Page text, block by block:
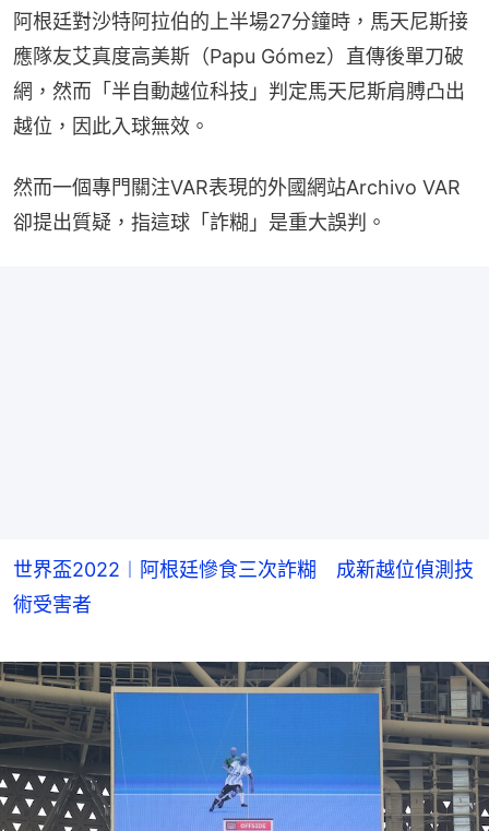
阿根廷對沙特阿拉伯的上半場27分鐘時，馬天尼斯接
應隊友艾真度高美斯（Papu Gómez）直傳後單刀破
網，然而「半自動越位科技」判定馬天尼斯肩膊凸出
越位，因此入球無效。
然而一個專門關注VAR表現的外國網站Archivo VAR
卻提出質疑，指這球「詐糊」是重大誤判。
世界盃2022︱阿根廷慘食三次詐糊 成新越位偵測技
術受害者